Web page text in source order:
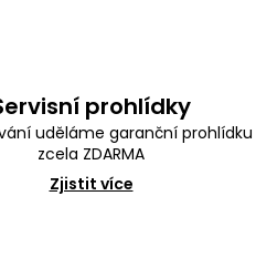
prohlídky
uděláme garanční
zcela ZDARMA
Zjistit více